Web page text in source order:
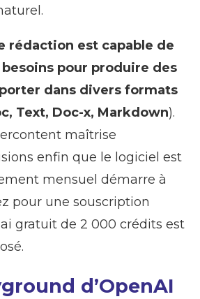
rédaction est capable de
besoins pour produire des
dans divers formats
Text, Doc-x, Markdown).
maîtrise
enfin que le logiciel est
mensuel démarre à
pour une souscription
gratuit de 2 000 crédits est
d’OpenAI